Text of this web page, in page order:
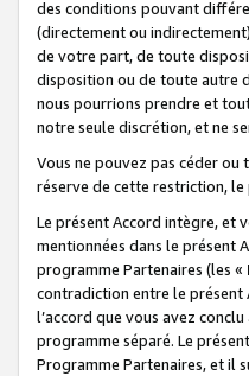
des conditions pouvant
(directement ou
de votre part, de toute
disposition ou de toute autre
nous pourrions prendre et
notre seule discrétion, et ne
Vous ne pouvez pas céder
réserve de cette restriction,
Le présent Accord intègre, et
mentionnées dans le présent
programme Partenaires (les «
contradiction entre le présent
l’accord que vous avez
programme séparé. Le
Programme Partenaires, et il